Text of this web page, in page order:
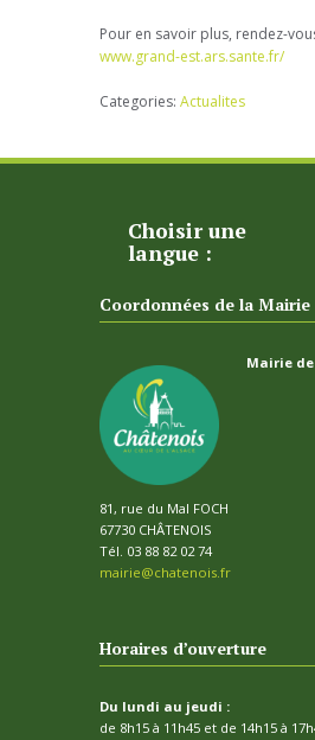
Pour en savoir plus, rendez-
www.grand-est.ars.sante.fr/
Categories: Actualites
Choisir une
langue :
Coordonnées de la Mairie
Mairie
81, rue du Mal FOCH
67730 CHÂTENOIS
Tél. 03 88 82 02 74
mairie@chatenois.fr
Horaires d’ouverture
Du lundi au jeudi :
de 8h15 à 11h45 et de 14h15 à